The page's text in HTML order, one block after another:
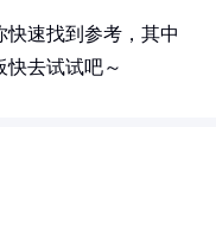
快速找到参考，其中
快去试试吧～